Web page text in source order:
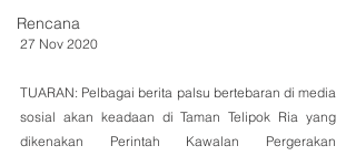
Rencana
27 Nov 2020
TUARAN: Pelbagai berita palsu bertebaran di media
sosial akan keadaan di Taman Telipok Ria yang
dikenakan Perintah Kawalan Pergerakan